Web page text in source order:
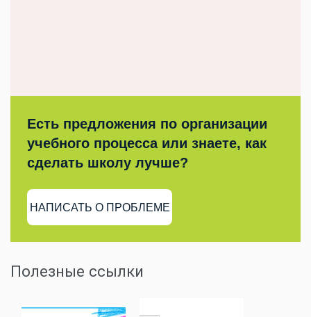
Есть предложения по организации
учебного процесса или знаете, как
сделать школу лучше?
НАПИСАТЬ О ПРОБЛЕМЕ
Полезные ссылки